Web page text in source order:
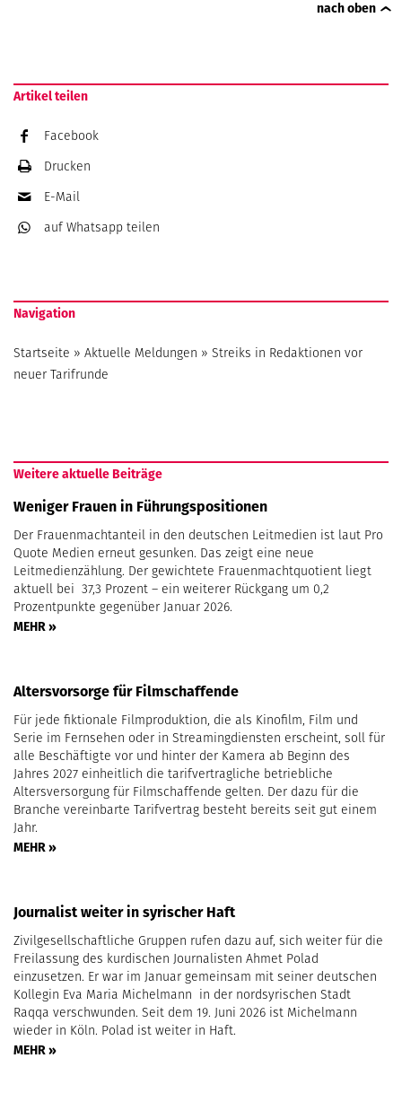
nach oben
Artikel teilen
Facebook
Drucken
E-Mail
auf Whatsapp teilen
Navigation
Startseite » Aktuelle Meldungen » Streiks in Redaktionen vor
neuer Tarifrunde
Weitere aktuelle Beiträge
Weniger Frauen in Führungspositionen
Der Frauenmachtanteil in den deutschen Leitmedien ist laut Pro
Quote Medien erneut gesunken. Das zeigt eine neue
Leitmedienzählung. Der gewichtete Frauenmachtquotient liegt
aktuell bei 37,3 Prozent – ein weiterer Rückgang um 0,2
Prozentpunkte gegenüber Januar 2026.
MEHR »
Altersvorsorge für Filmschaffende
Für jede fiktionale Filmproduktion, die als Kinofilm, Film und
Serie im Fernsehen oder in Streamingdiensten erscheint, soll für
alle Beschäftigte vor und hinter der Kamera ab Beginn des
Jahres 2027 einheitlich die tarifvertragliche betriebliche
Altersversorgung für Filmschaffende gelten. Der dazu für die
Branche vereinbarte Tarifvertrag besteht bereits seit gut einem
Jahr.
MEHR »
Journalist weiter in syrischer Haft
Zivilgesellschaftliche Gruppen rufen dazu auf, sich weiter für die
Freilassung des kurdischen Journalisten Ahmet Polad
einzusetzen. Er war im Januar gemeinsam mit seiner deutschen
Kollegin Eva Maria Michelmann in der nordsyrischen Stadt
Raqqa verschwunden. Seit dem 19. Juni 2026 ist Michelmann
wieder in Köln. Polad ist weiter in Haft.
MEHR »